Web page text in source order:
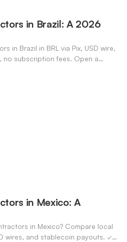
in Brazil: A 2026
in Brazil in BRL via Pix, USD wire,
no subscription fees. Open a
in Mexico: A
in Mexico? Compare local
wires, and stablecoin payouts. ✓